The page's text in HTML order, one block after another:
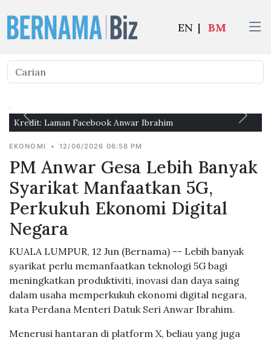
EN | BM
Kredit: Laman Facebook Anwar Ibrahim
EKONOMI • 12/06/2026 06:58 PM
PM Anwar Gesa Lebih Banyak
Syarikat Manfaatkan 5G,
Perkukuh Ekonomi Digital
Negara
KUALA LUMPUR, 12 Jun (Bernama) -- Lebih banyak
syarikat perlu memanfaatkan teknologi 5G bagi
meningkatkan produktiviti, inovasi dan daya saing
dalam usaha memperkukuh ekonomi digital negara,
kata Perdana Menteri Datuk Seri Anwar Ibrahim.
Menerusi hantaran di platform X, beliau yang juga